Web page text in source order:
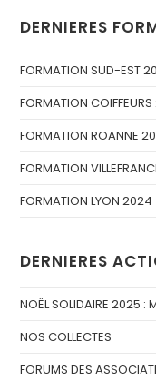
DERNIERES
FORMATION SUD-EST
FORMATION
FORMATION ROANNE
FORMATION
FORMATION LYON 2024
DERNIERES
NOËL SOLIDAIRE 2025 :
NOS COLLECTES
FORUMS DES